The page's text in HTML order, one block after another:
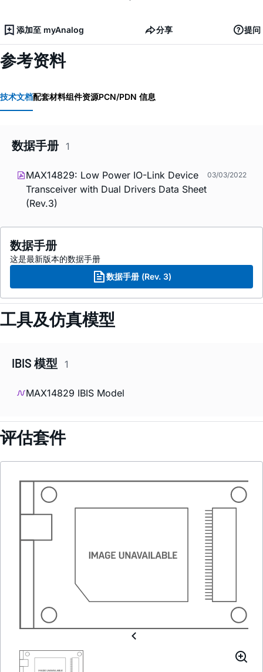
添加至 myAnalog 分享 提问
参考资料
技术文档配套材料组件资源PCN/PDN 信息
数据手册 1
MAX14829: Low Power IO-Link Device
Transceiver with Dual Drivers Data Sheet
(Rev.3)
03/03/2022
数据手册
这是最新版本的数据手册
数据手册 (Rev. 3)
工具及仿真模型
IBIS 模型 1
MAX14829 IBIS Model
评估套件